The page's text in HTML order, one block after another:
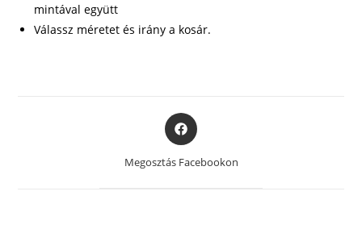
mintával együtt
Válassz méretet és irány a kosár.
Opens
in
new
Megosztás Facebookon